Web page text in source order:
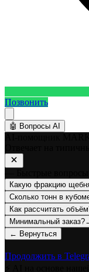
Позвонить
🤖 Вопросы AI
Какую фракцию
Сколько тонн в
Как рассчитать
Минимальный заказ?
← Вернуться
Продолжить в